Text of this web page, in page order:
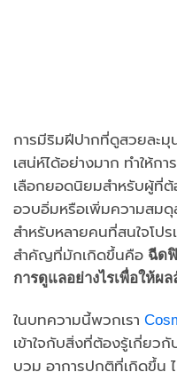
การมีริมฝีปากที่ดูสวยละมุ
เสน่ห์ได้อย่างมาก ทำให้ก
เลือกยอดนิยมสำหรับผู้ที่
อวบอิ่มหรือเพิ่มความสมดุ
สำหรับหลายคนที่สนใจโป
สำคัญที่มักเกิดขึ้นคือ ฉีด
การดูแลอย่างไรเพื่อให้ผ
ในบทความนี้พวกเรา
เข้าใจกับสิ่งที่ต้องรู้เกี่ยว
บวม อาการปกติที่เกิดขึ้น